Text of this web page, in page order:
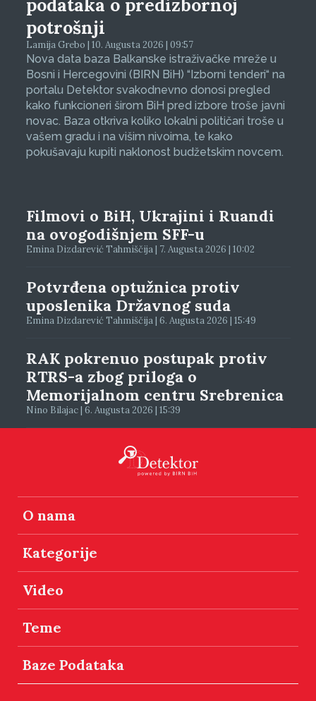
podataka o predizbornoj
potrošnji
Lamija Grebo | 10. Augusta 2026 | 09:57
Nova data baza Balkanske istraživačke mreže u
Bosni i Hercegovini (BIRN BiH) “Izborni tenderi“ na
portalu Detektor svakodnevno donosi pregled
kako funkcioneri širom BiH pred izbore troše javni
novac. Baza otkriva koliko lokalni političari troše u
vašem gradu i na višim nivoima, te kako
pokušavaju kupiti naklonost budžetskim novcem.
Filmovi o BiH, Ukrajini i Ruandi
na ovogodišnjem SFF-u
Emina Dizdarević Tahmiščija | 7. Augusta 2026 | 10:02
Potvrđena optužnica protiv
uposlenika Državnog suda
Emina Dizdarević Tahmiščija | 6. Augusta 2026 | 15:49
RAK pokrenuo postupak protiv
RTRS-a zbog priloga o
Memorijalnom centru Srebrenica
Nino Bilajac | 6. Augusta 2026 | 15:39
O nama
Kategorije
Video
Teme
Baze Podataka